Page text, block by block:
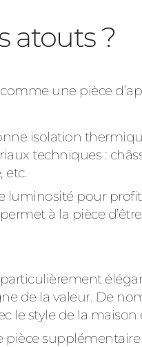
atouts ?
une pièce
isolation
techniques :
etc.
luminosité pour
à la pièce
de la valeur. De
le style de la
pièce